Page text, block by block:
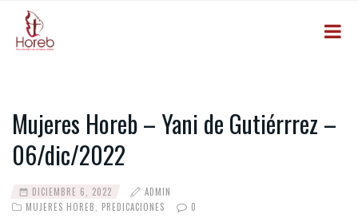
Mujeres Horeb – Yani de Gutiérrrez –
06/dic/2022
DICIEMBRE 6, 2022
ADMIN
MUJERES HOREB
PREDICACIONES 0